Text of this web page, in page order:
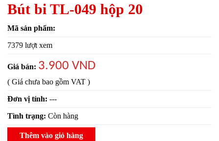
Bút bi TL-049 hộp 20
Mã sản phẩm:
7379 lượt xem
Giá bán: 3.900 VND
( Giá chưa bao gồm VAT )
Đơn vị tính: ---
Tình trạng: Còn hàng
Thêm vào giỏ hàng